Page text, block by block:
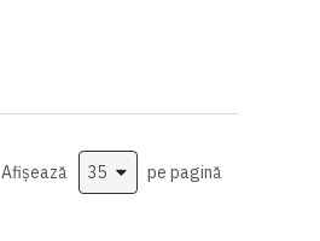
Afișează
pe pagină